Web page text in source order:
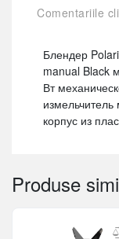
Comentariile
Блендер
manual Black
Вт
корпус из
Produse